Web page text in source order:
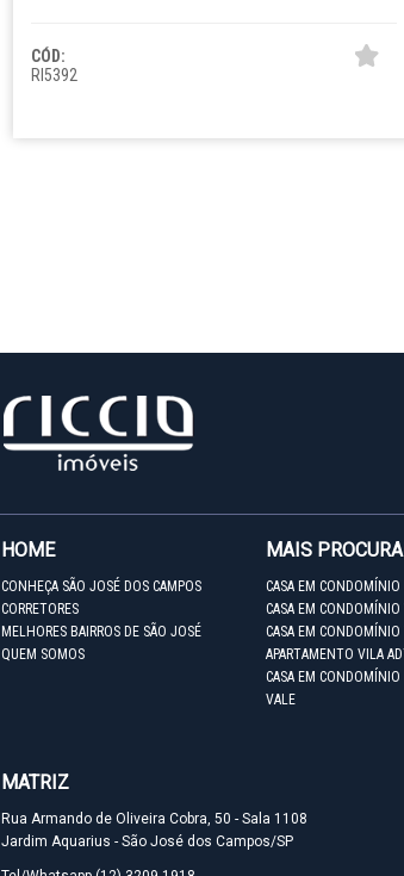
CÓD:
RI5392
HOME
CONHEÇA SÃO JOSÉ DOS CAMPOS
CORRETORES
MELHORES BAIRROS DE SÃO JOSÉ
QUEM SOMOS
MAIS
CASA EM CONDOMÍNIO
CASA EM CONDOMÍNIO
CASA EM
APARTAMENTO VILA
CASA EM CONDOMÍNIO
VALE
MATRIZ
Rua Armando de Oliveira Cobra, 50 - Sala 1108
Jardim Aquarius - São José dos Campos/SP